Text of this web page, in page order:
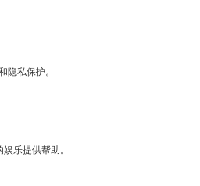
隐私保护。
乐提供帮助。